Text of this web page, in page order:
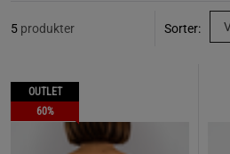
5 produkter Sorter:
OUTLET
60%